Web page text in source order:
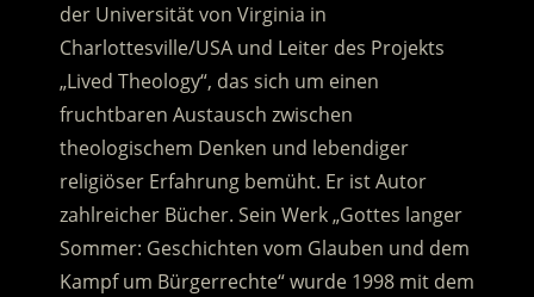
der Universität von Virginia in
Charlottesville/USA und Leiter des Projekts
„Lived Theology“, das sich um einen
fruchtbaren Austausch zwischen
theologischem Denken und lebendiger
religiöser Erfahrung bemüht. Er ist Autor
zahlreicher Bücher. Sein Werk „Gottes langer
Sommer: Geschichten vom Glauben und dem
Kampf um Bürgerrechte“ wurde 1998 mit dem